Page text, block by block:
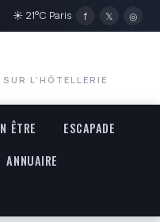
☀ 21°C Paris f 𝕏 ◎
L'HÔTELLERIE
ÊTRE
ESCAPADE
ANNUAIRE